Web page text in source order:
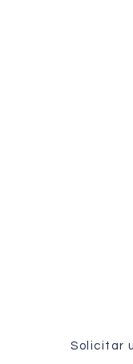
Solicitar